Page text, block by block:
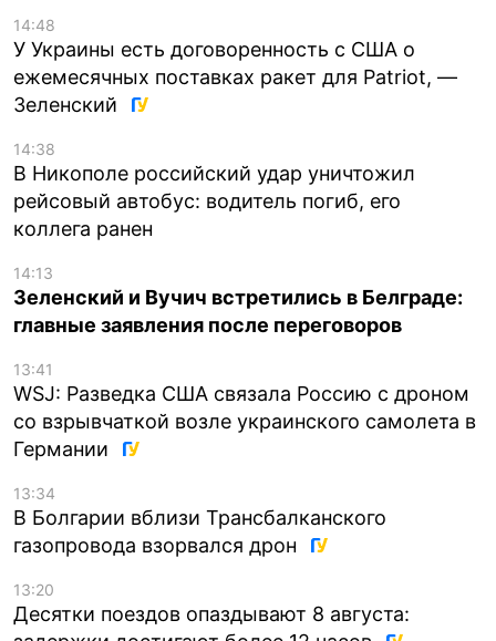
14:48
У Украины есть договоренность с США о
ежемесячных поставках ракет для Patriot, —
Зеленский
14:38
В Никополе российский удар уничтожил
рейсовый автобус: водитель погиб, его
коллега ранен
14:13
Зеленский и Вучич встретились в Белграде:
главные заявления после переговоров
13:41
WSJ: Разведка США связала Россию с дроном
со взрывчаткой возле украинского самолета в
Германии
13:34
В Болгарии вблизи Трансбалканского
газопровода взорвался дрон
13:20
Десятки поездов опаздывают 8 августа: